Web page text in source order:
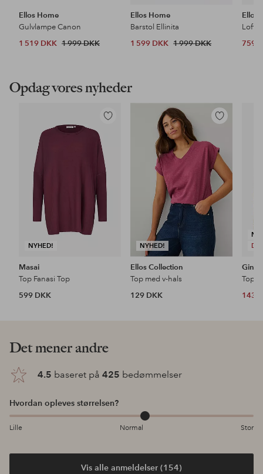
Ellos Home
Gulvlampe Canon
1 519 DKK 1 999 DKK
Ellos Home
Barstol Ellinita
1 599 DKK 1 999 DKK
Ellos
759
Opdag vores nyheder
NYHED!
Tilføj
favoritter
Masai
Top Fanasi Top
599 DKK
NYHED!
Tilføj
favoritter
Ellos Collection
Top med v-hals
129 DKK
Gina
Top
143
Det mener andre
4.5 baseret på 425 bedømmelser
Hvordan opleves størrelsen?
Lille Normal Stor
Vis alle anmeldelser (154)